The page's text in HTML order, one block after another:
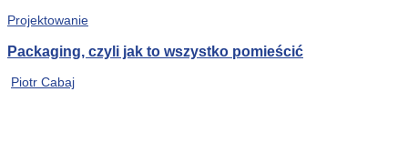
Projektowanie
Packaging, czyli jak to wszystko pomieścić
Piotr Cabaj